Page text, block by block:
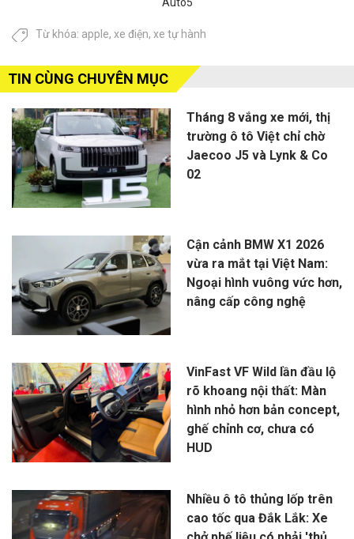
Từ khóa: apple, xe điện, xe tự hành
TIN CÙNG CHUYÊN MỤC
Tháng 8 vắng xe mới, thị
trường ô tô Việt chỉ chờ
Jaecoo J5 và Lynk & Co
02
Cận cảnh BMW X1 2026
vừa ra mắt tại Việt Nam:
Ngoại hình vuông vức hơn,
nâng cấp công nghệ
VinFast VF Wild lần đầu lộ
rõ khoang nội thất: Màn
hình nhỏ hơn bản concept,
ghế chỉnh cơ, chưa có
HUD
Nhiều ô tô thủng lốp trên
cao tốc qua Đắk Lắk: Xe